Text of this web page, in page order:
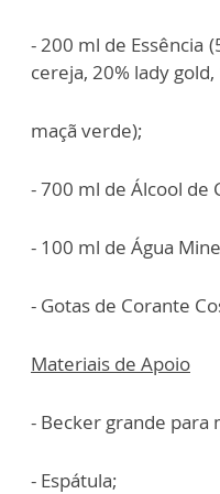
- 200 ml de Essência
cereja, 20% lady gold,
maçã verde);
- 700 ml de Álcool de
- 100 ml de Água
- Gotas de Corante
Materiais de Apoio
- Becker grande para
- Espátula;